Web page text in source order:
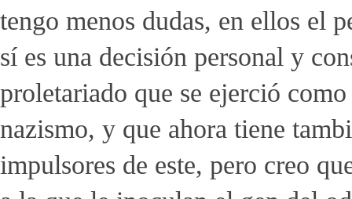
tengo menos dudas, en ellos el
sí es una decisión personal y
proletariado que se ejerció
nazismo, y que ahora tiene
impulsores de este, pero creo